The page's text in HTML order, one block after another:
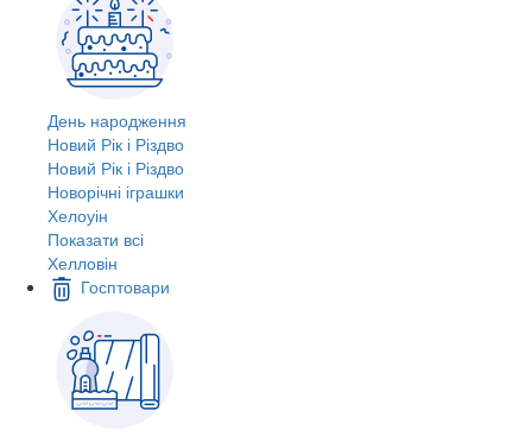
День народження
Новий Рік і Різдво
Новий Рік і Різдво
Новорічні іграшки
Хелоуін
Показати всі
Хелловін
Госптовари